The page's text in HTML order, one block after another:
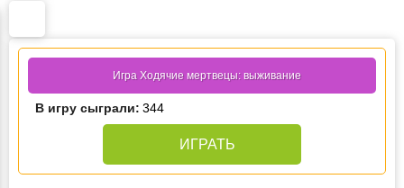
Игра Ходячие мертвецы: выживание
В игру сыграли: 344
ИГРАТЬ